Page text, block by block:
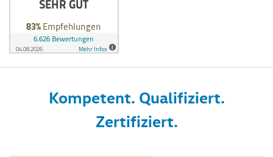
Kompetent. Qualifiziert.
Zertifiziert.